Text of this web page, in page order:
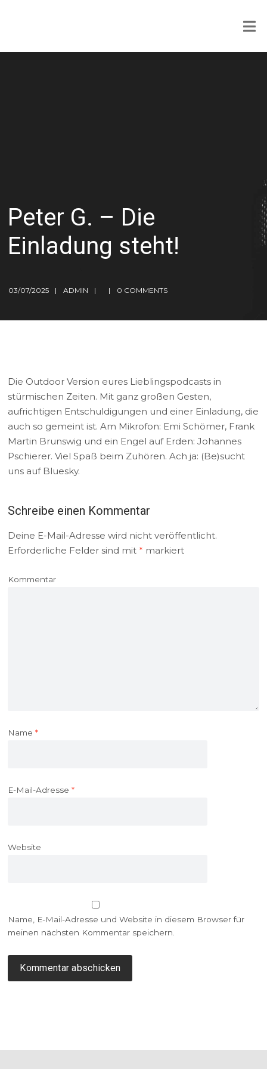
Peter G. – Die
Einladung steht!
03/07/2025 ADMIN 0 COMMENTS
Die Outdoor Version eures Lieblingspodcasts in
stürmischen Zeiten. Mit ganz großen Gesten,
aufrichtigen Entschuldigungen und einer Einladung, die
auch so gemeint ist. Am Mikrofon: Emi Schömer, Frank
Martin Brunswig und ein Engel auf Erden: Johannes
Pschierer. Viel Spaß beim Zuhören. Ach ja: (Be)sucht
uns auf Bluesky.
Schreibe einen Kommentar
Deine E-Mail-Adresse wird nicht veröffentlicht.
Erforderliche Felder sind mit* markiert
Kommentar
Name*
E-Mail-Adresse*
Website
Name, E-Mail-Adresse und Website in diesem Browser für
meinen nächsten Kommentar speichern.